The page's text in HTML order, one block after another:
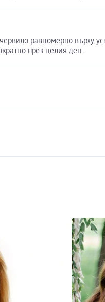
равномерно върху
през целия ден.